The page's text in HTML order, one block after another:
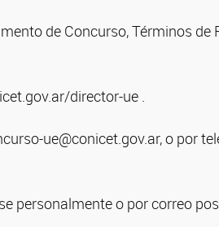
de Concurso, Términos de
director-ue .
ue@conicet.gov.ar, o por
personalmente o por correo